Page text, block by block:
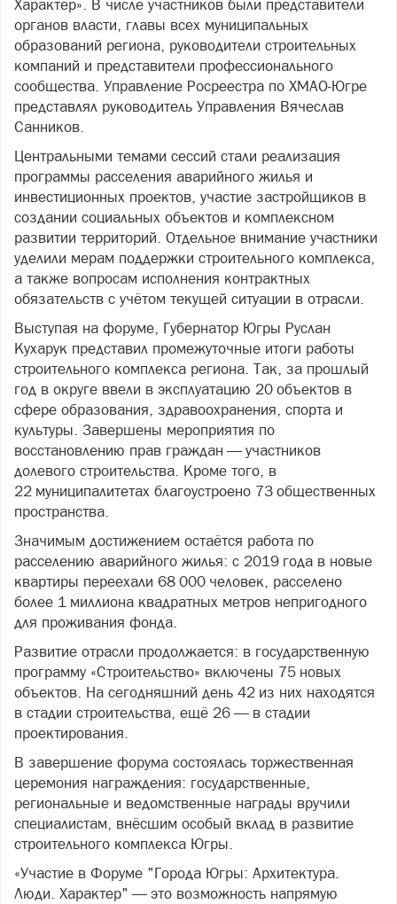
Характер». В числе участников были представители
органов власти, главы всех муниципальных
образований региона, руководители строительных
компаний и представители профессионального
сообщества. Управление Росреестра по ХМАО‑Югре
представлял руководитель Управления Вячеслав
Санников.
Центральными темами сессий стали реализация
программы расселения аварийного жилья и
инвестиционных проектов, участие застройщиков в
создании социальных объектов и комплексном
развитии территорий. Отдельное внимание участники
уделили мерам поддержки строительного комплекса,
а также вопросам исполнения контрактных
обязательств с учётом текущей ситуации в отрасли.
Выступая на форуме, Губернатор Югры Руслан
Кухарук представил промежуточные итоги работы
строительного комплекса региона. Так, за прошлый
год в округе ввели в эксплуатацию 20 объектов в
сфере образования, здравоохранения, спорта и
культуры. Завершены мероприятия по
восстановлению прав граждан — участников
долевого строительства. Кроме того, в
22 муниципалитетах благоустроено 73 общественных
пространства.
Значимым достижением остаётся работа по
расселению аварийного жилья: с 2019 года в новые
квартиры переехали 68 000 человек, расселено
более 1 миллиона квадратных метров непригодного
для проживания фонда.
Развитие отрасли продолжается: в государственную
программу «Строительство» включены 75 новых
объектов. На сегодняшний день 42 из них находятся
в стадии строительства, ещё 26 — в стадии
проектирования.
В завершение форума состоялась торжественная
церемония награждения: государственные,
региональные и ведомственные награды вручили
специалистам, внёсшим особый вклад в развитие
строительного комплекса Югры.
«Участие в Форуме "Города Югры: Архитектура.
Люди. Характер" — это возможность напрямую